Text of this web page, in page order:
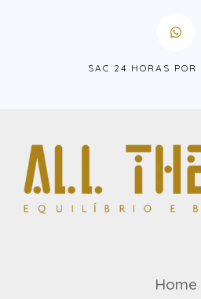
SAC 24 HORAS POR
Home